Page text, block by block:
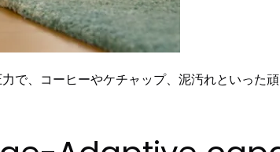
、コーヒーやケチャップ、泥汚れといった